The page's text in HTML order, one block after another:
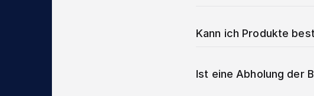
Kann ich Produkte
Ist eine Abholung der